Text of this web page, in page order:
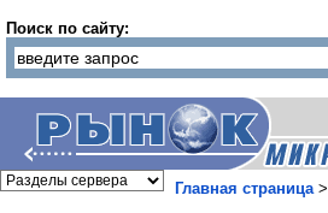
Поиск по сайту:
Главная страница>